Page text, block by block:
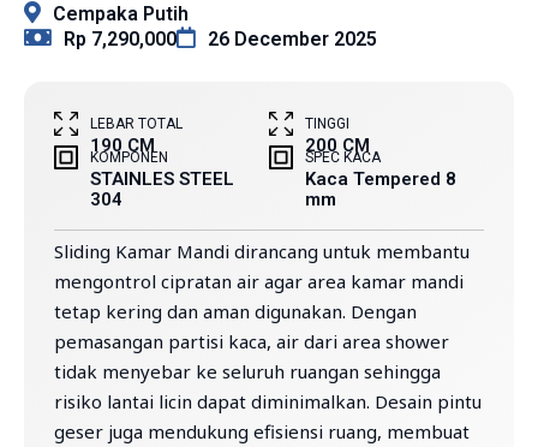
Cempaka Putih
Rp 7,290,000
26 December 2025
LEBAR TOTAL
190 CM
TINGGI
200 CM
KOMPONEN
STAINLES STEEL
304
SPEC KACA
Kaca Tempered 8
mm
Sliding Kamar Mandi dirancang untuk membantu
mengontrol cipratan air agar area kamar mandi
tetap kering dan aman digunakan. Dengan
pemasangan partisi kaca, air dari area shower
tidak menyebar ke seluruh ruangan sehingga
risiko lantai licin dapat diminimalkan. Desain pintu
geser juga mendukung efisiensi ruang, membuat